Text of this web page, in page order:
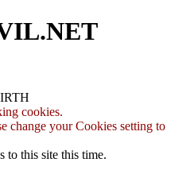
cookies.
change your Cookies setting to
to this site this time.